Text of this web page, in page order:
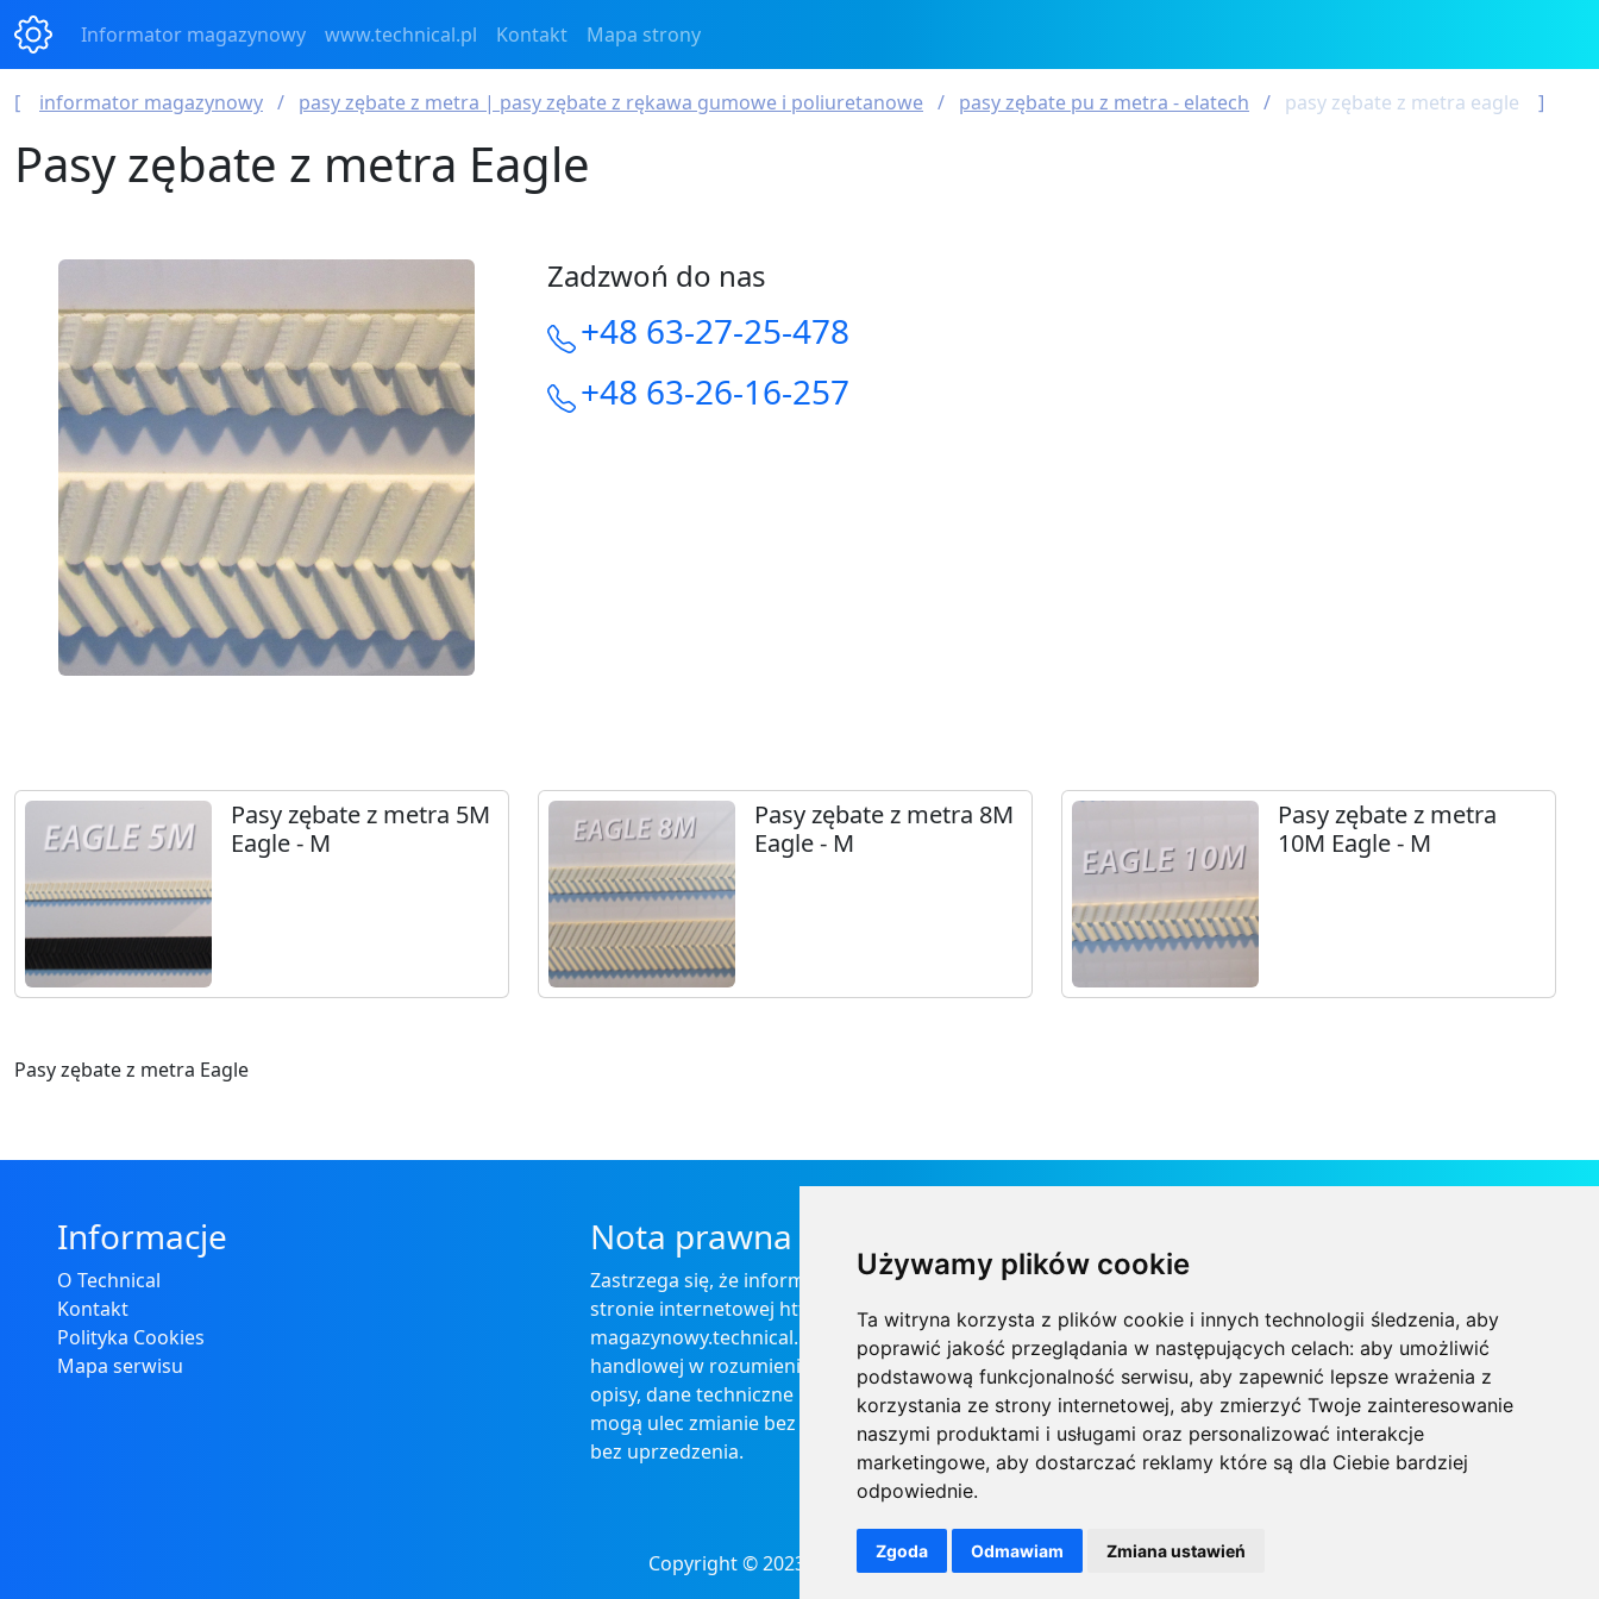
Używamy plików cookie
Ta witryna korzysta z plików cookie i innych technologii śledzenia, aby
poprawić jakość przeglądania w następujących celach: aby umożliwić
podstawową funkcjonalność serwisu, aby zapewnić lepsze wrażenia z
korzystania ze strony internetowej, aby zmierzyć Twoje zainteresowanie
naszymi produktami i usługami oraz personalizować interakcje
marketingowe, aby dostarczać reklamy które są dla Ciebie bardziej
odpowiednie.
Zgoda Odmawiam Zmiana ustawień
Informator magazynowy www.technical.pl Kontakt Mapa strony
informator magazynowy pasy zębate z metra | pasy zębate z rękawa gumowe i poliuretanowe pasy zębate pu z metra - elatech pasy zębate z metra eagle
Pasy zębate z metra Eagle
Zadzwoń do nas
+48 63-27-25-478
+48 63-26-16-257
Pasy zębate z metra 5M
Eagle - M
Pasy zębate z metra 8M
Eagle - M
Pasy zębate z metra
10M Eagle - M
Pasy zębate z metra Eagle
Informacje
O Technical
Kontakt
Polityka Cookies
Mapa serwisu
Nota prawna
Zastrzega się, że informacje zamieszczone na
stronie internetowej https://informator-
magazynowy.technical.pl/ nie stanowią oferty
handlowej w rozumieniu prawa, ponadto
opisy, dane techniczne i pozostałe informacje
mogą ulec zmianie bez podania przyczyny i
bez uprzedzenia.
Technical Grzegorz Tęgos
Polska, 62-600 Koło, ul. Toruńska 212
NIP 666-137-75-84, REGON 310288700
+48 63-27-25-478
biuro@technical.pl
www.technical.pl
Copyright © 2023 - 2026 Technical